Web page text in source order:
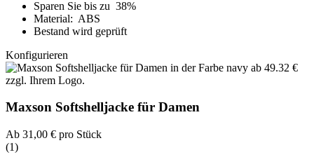
Sparen Sie bis zu 38%
Material: ABS
Bestand wird geprüft
Konfigurieren
Maxson Softshelljacke für Damen
Ab 31,00 € pro Stück
(1)